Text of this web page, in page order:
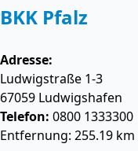
BKK Pfalz
Adresse:
Ludwigstraße 1-3
67059 Ludwigshafen
Telefon: 0800 1333300
Entfernung: 255.19 km